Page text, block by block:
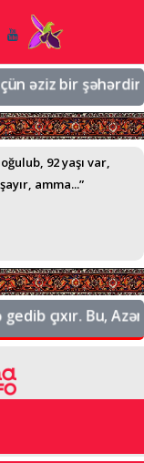
əziz bir
92 yaşı var,
amma...”
çıxır. Bu,